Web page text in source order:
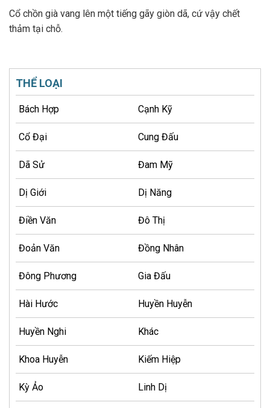
Cổ chồn già vang lên một tiếng gãy giòn dã, cứ vậy chết
thảm tại chỗ.
THỂ LOẠI
Bách Hợp Cạnh Kỹ
Cổ Đại Cung Đấu
Dã Sử Đam Mỹ
Dị Giới Dị Năng
Điền Văn Đô Thị
Đoản Văn Đồng Nhân
Đông Phương Gia Đấu
Hài Hước Huyền Huyễn
Huyền Nghi Khác
Khoa Huyễn Kiếm Hiệp
Kỳ Ảo Linh Dị